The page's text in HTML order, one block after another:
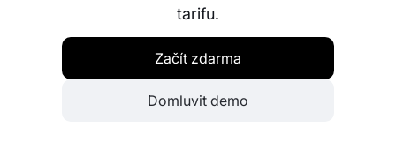
tarifu.
Začít zdarma
Domluvit demo